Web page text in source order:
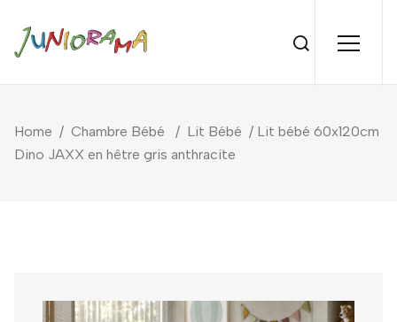
Home / Chambre Bébé / Lit Bébé / Lit bébé 60x120cm
Dino JAXX en hêtre gris anthracite